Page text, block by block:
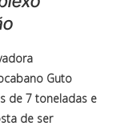
Guto
de 7 toneladas e
de ser